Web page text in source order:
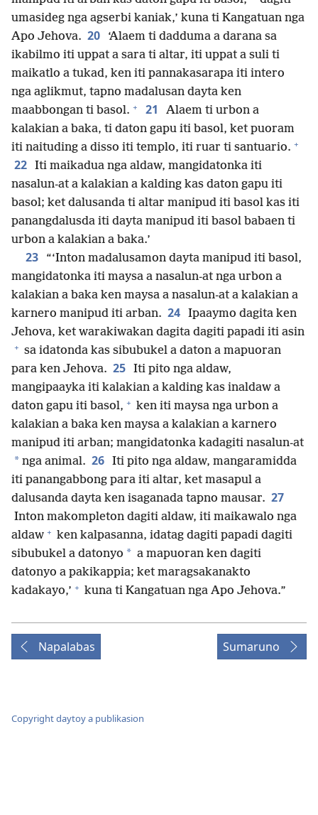
umasideg nga agserbi kaniak,’ kuna ti Kangatuan nga
Apo Jehova. 20
‘Alaem ti dadduma a darana sa
ikabilmo iti uppat a sara ti altar, iti uppat a suli ti
maikatlo a tukad, ken iti pannakasarapa iti intero
nga aglikmut, tapno madalusan dayta ken
maabbongan ti basol. + 21
Alaem ti urbon a
kalakian a baka, ti daton gapu iti basol, ket puoram
iti naituding a disso iti templo, iti ruar ti santuario. +
22 Iti maikadua nga aldaw, mangidatonka iti
nasalun-at a kalakian a kalding kas daton gapu iti
basol; ket dalusanda ti altar manipud iti basol kas iti
panangdalusda iti dayta manipud iti basol babaen ti
urbon a kalakian a baka.’
23
“‘Inton madalusamon dayta manipud iti basol,
mangidatonka iti maysa a nasalun-at nga urbon a
kalakian a baka ken maysa a nasalun-at a kalakian a
karnero manipud iti arban. 24 Ipaaymo dagita ken
Jehova, ket warakiwakan dagita dagiti papadi iti asin
+ sa idatonda kas sibubukel a daton a mapuoran
para ken Jehova. 25 Iti pito nga aldaw,
mangipaayka iti kalakian a kalding kas inaldaw a
daton gapu iti basol, + ken iti maysa nga urbon a
kalakian a baka ken maysa a kalakian a karnero
manipud iti arban; mangidatonka kadagiti nasalun-at
* nga animal. 26 Iti pito nga aldaw, mangaramidda
iti panangabbong para iti altar, ket masapul a
dalusanda dayta ken isaganada tapno mausar. 27
Inton makompleton dagiti aldaw, iti maikawalo nga
aldaw + ken kalpasanna, idatag dagiti papadi dagiti
sibubukel a datonyo * a mapuoran ken dagiti
datonyo a pakikappia; ket maragsakanakto
kadakayo,’ + kuna ti Kangatuan nga Apo Jehova.”
Napalabas Sumaruno
Copyright daytoy a publikasion